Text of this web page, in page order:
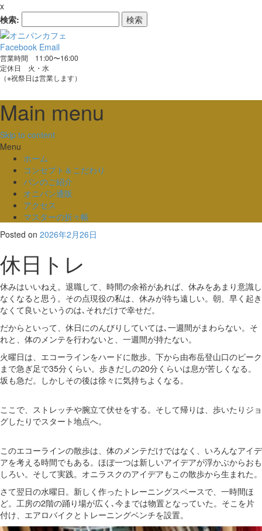
x
検索:
Facebook Email
営業時間 11:00〜16:00
定休日 火・水
（※祝祭日は営業します）
Main menu
Skip to content
Menu
ホーム
コンセプト＆こだわり
パンのご紹介
オニパン通販
アクセス
マスターの折々帳
Posted on 2026年2月26日
休日トレ
休みはいいねえ。退職して、時間の余裕があれば、休みをあまり意識し
なくなると思う。その点現役の私は、休みが待ち遠しい。朝、早く起き
なくて良いというのは､それだけで幸せだ。
だからといって、休日にのんびりしていては､一週間がまわらない。そ
れと、体のメンテを行わないと、一週間が持たない。
火曜日は、エコーラインをハードに散歩。下から由布岳登山口のピーク
まで急ぎ足で35分くらい。歩きだしの20分くらいは息が苦しくなる。
坂も急だ。しかしその後は徐々に気持ちよくなる。
ここで、ストレッチや腕立て伏せをする。そして帰りは、歩いたりジョ
グしたりでスタート地点へ。
このエコーラインの散歩は、体のメンテだけではなく、いろんなアイデ
アを考える時間でもある。ほぼ一つは新しいアイデアが浮かぶからおも
しろい。そして実践。オニラスクのアイデアもこの散歩から生まれた。
さて翌日の水曜日。新しく作ったトレーニングスペースで、一時間ほ
ど。工房の2階の踊り場が広く､今までは物置となっていた。そこを片
付け、エアロバイクとトレーニングベンチを設置。